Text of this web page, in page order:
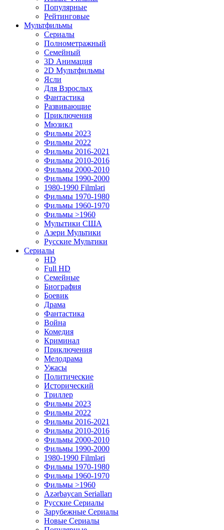
Популярные
Рейтинговые
Мультфильмы
Сериалы
Полнометражный
Семейный
3D Анимация
2D Мультфильмы
Ясли
Для Взрослых
Фантастика
Развивающие
Приключения
Мюзикл
Фильмы 2023
Фильмы 2022
Фильмы 2016-2021
Фильмы 2010-2016
Фильмы 2000-2010
Фильмы 1990-2000
1980-1990 Filmləri
Фильмы 1970-1980
Фильмы 1960-1970
Фильмы >1960
Мулытики США
Азери Мультики
Русские Мультики
Сериалы
HD
Full HD
Семейные
Биография
Боевик
Драма
Фантастика
Война
Комедия
Криминал
Приключения
Мелодрама
Ужасы
Политические
Исторический
Tриллер
Фильмы 2023
Фильмы 2022
Фильмы 2016-2021
Фильмы 2010-2016
Фильмы 2000-2010
Фильмы 1990-2000
1980-1990 Filmləri
Фильмы 1970-1980
Фильмы 1960-1970
Фильмы >1960
Azərbaycan Serialları
Русские Сериалы
Зарубежные Сериалы
Новые Сериалы